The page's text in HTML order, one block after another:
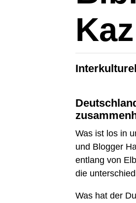
Was ist los in
und Blogger
entlang von
die
Was hat der